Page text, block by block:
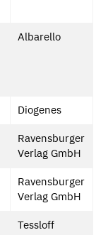
Albarello
Diogenes
Ravensburger
Verlag GmbH
Ravensburger
Verlag GmbH
Tessloff